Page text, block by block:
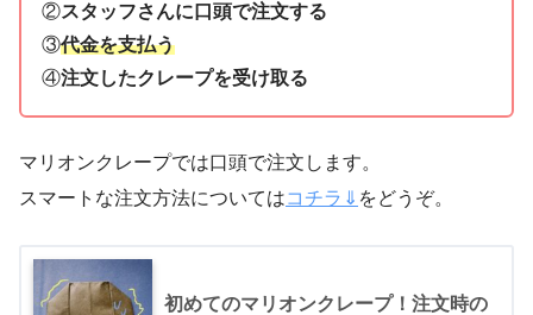
②スタッフさんに口頭で注文する
③代金を支払う
④注文したクレープを受け取る
マリオンクレープでは口頭で注文します。
スマートな注文方法についてはコチラ⇓ をどうぞ。
初めてのマリオンクレープ！注文時の